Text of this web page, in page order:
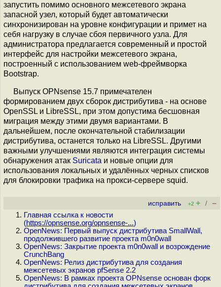
запустить помимо основного межсетевого экрана
запасной узел, который будет автоматически
синхронизирован на уровне конфигурации и примет на
себя нагрузку в случае сбоя первичного узла. Для
администратора предлагается современный и простой
интерфейс для настройки межсетевого экрана,
построенный с использованием web-фреймворка
Bootstrap.
Выпуск OPNsense 15.7 примечателен
формированием двух сборок дистрибутива - на основе
OpenSSL и LibreSSL, при этом допустима бесшовная
миграция между этими двумя вариантами. В
дальнейшем, после окончательной стабилизации
дистрибутива, останется только на LibreSSL. Другими
важными улучшениями являются интеграция системы
обнаружения атак Suricata и новые опции для
использования локальных и удалённых черных списков
для блокировки трафика на прокси-сервере squid.
исправить +2 + / –
Главная ссылка к новости
(https://opnsense.org/opnsense-...)
OpenNews: Первый выпуск дистрибутива SmallWall,
продолжившего развитие проекта m0n0wall
OpenNews: Закрытие проекта m0n0wall и возрождение
CrunchBang
OpenNews: Релиз дистрибутива для создания
межсетевых экранов pfSense 2.2
OpenNews: В рамках проекта OPNsense основан форк